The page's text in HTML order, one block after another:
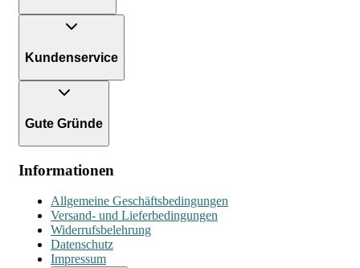
Kundenservice
Gute Gründe
Informationen
Allgemeine Geschäftsbedingungen
Versand- und Lieferbedingungen
Widerrufsbelehrung
Datenschutz
Impressum